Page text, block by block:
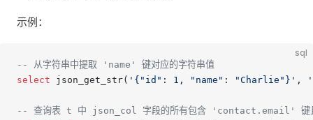
示例：
sql
-- 从字符串中提取 'name' 键对应的字符串值
select json_get_str( '{"id": 1, "name": "Charlie"}' ,
-- 查询表 t 中 json_col 字段的所有包含 'contact.email' 键且